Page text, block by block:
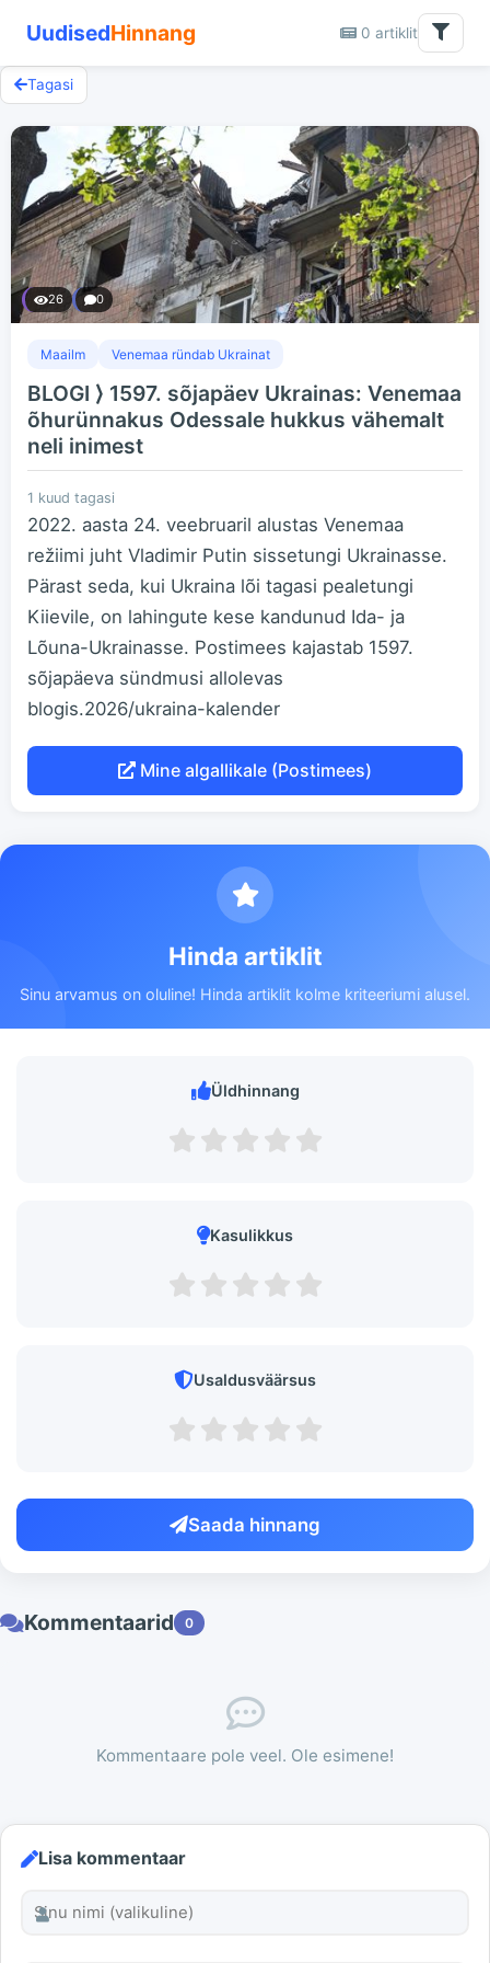
UudisedHinnang 0 artiklit
Tagasi
26 0
Maailm Venemaa ründab Ukrainat
BLOGI ⟩ 1597. sõjapäev Ukrainas: Venemaa
õhurünnakus Odessale hukkus vähemalt
neli inimest
1 kuud tagasi
2022. aasta 24. veebruaril alustas Venemaa
režiimi juht Vladimir Putin sissetungi Ukrainasse.
Pärast seda, kui Ukraina lõi tagasi pealetungi
Kiievile, on lahingute kese kandunud Ida- ja
Lõuna-Ukrainasse. Postimees kajastab 1597.
sõjapäeva sündmusi allolevas
blogis.2026/ukraina-kalender
Mine algallikale (Postimees)
Hinda artiklit
Sinu arvamus on oluline! Hinda artiklit kolme kriteeriumi alusel.
Üldhinnang
Kasulikkus
Usaldusväärsus
Saada hinnang
Kommentaarid 0
Kommentaare pole veel. Ole esimene!
Lisa kommentaar